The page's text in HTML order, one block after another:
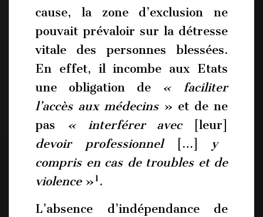
cause, la zone d’exclusion ne
pouvait prévaloir sur la détresse
vitale des personnes blessées.
En effet, il incombe aux Etats
une obligation de
« faciliter
l’accès aux médecins » et de ne
pas
« interférer avec
[leur]
devoir professionnel
[…]
y
compris en cas de troubles et de
violence » 1 .
L’absence d’indépendance de